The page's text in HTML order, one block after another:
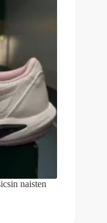
naisten